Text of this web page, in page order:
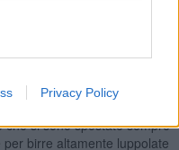
Privacy Policy
per meglio conservare la
meno competitive
dell’alluminio.
su tutte le birre in lattina
si sono spostate sempre
birre altamente luppolate